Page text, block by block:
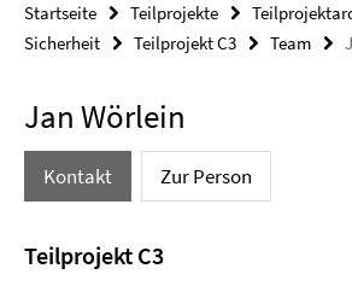
Startseite Teilprojekte
Sicherheit
Teilprojekt C3 Team
Jan Wörlein
Kontakt Zur Person
Teilprojekt C3